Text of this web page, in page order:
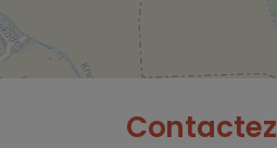
Contactez